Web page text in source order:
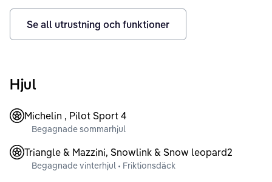
Se all utrustning och funktioner
Hjul
Michelin , Pilot Sport 4
Begagnade sommarhjul
Triangle & Mazzini, Snowlink & Snow leopard2
Begagnade vinterhjul • Friktionsdäck